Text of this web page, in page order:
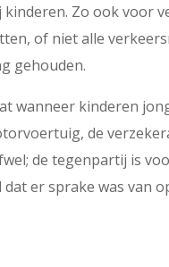
Zo ook voor
of niet alle
gehouden.
wanneer kinderen
de
de tegenpartij is
er sprake was van